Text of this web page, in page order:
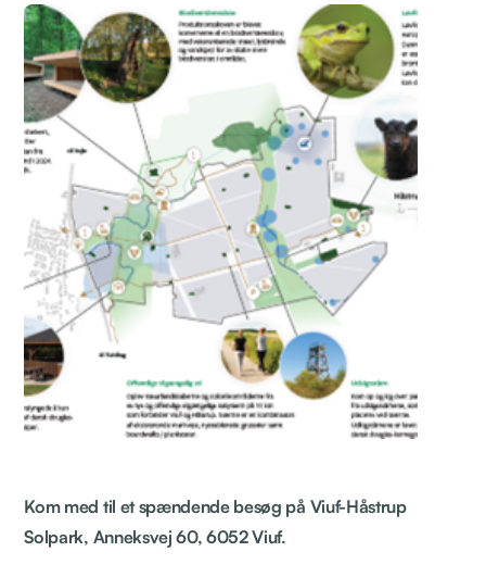
Kom med til et spændende besøg på Viuf-Håstrup
Solpark, Anneksvej 60, 6052 Viuf.